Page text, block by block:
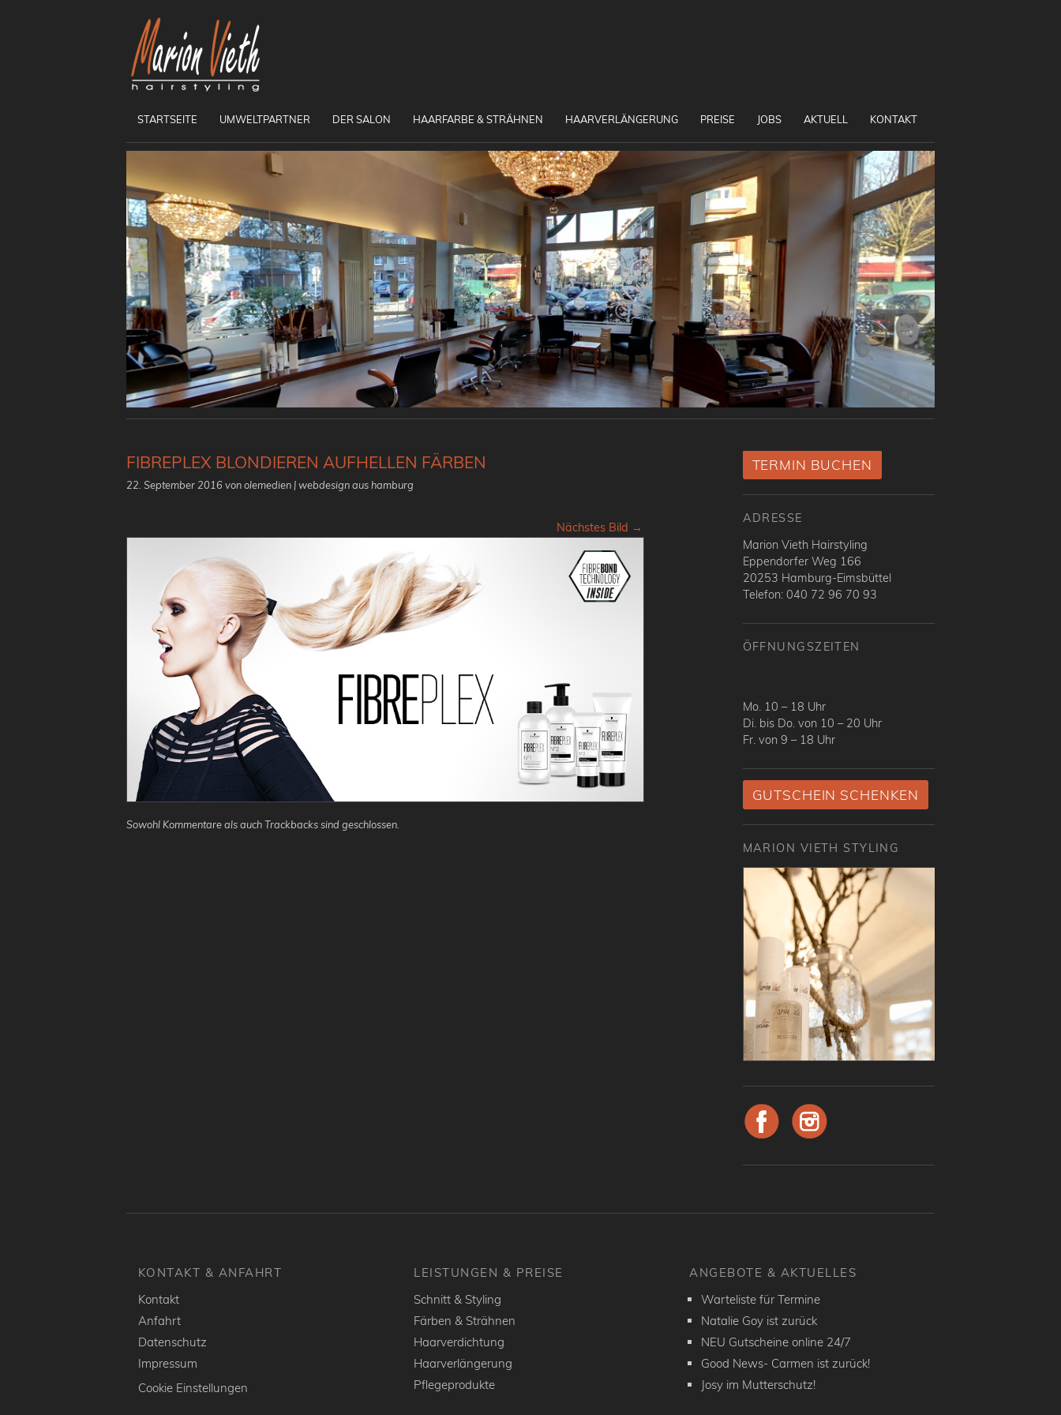
STARTSEITE UMWELTPARTNER DER SALON HAARFARBE & STRÄHNEN HAARVERLÄNGERUNG PREISE JOBS AKTUELL KONTAKT
FIBREPLEX BLONDIEREN AUFHELLEN FÄRBEN
22. September 2016von olemedien | webdesign aus hamburg
Nächstes Bild →
Sowohl Kommentare als auch Trackbacks sind geschlossen.
TERMIN BUCHEN
ADRESSE
Marion Vieth Hairstyling
Eppendorfer Weg 166
20253 Hamburg-Eimsbüttel
Telefon: 040 72 96 70 93
ÖFFNUNGSZEITEN
Mo. 10 – 18 Uhr
Di. bis Do. von 10 – 20 Uhr
Fr. von 9 – 18 Uhr
GUTSCHEIN SCHENKEN
MARION VIETH STYLING
KONTAKT & ANFAHRT
Kontakt
Anfahrt
Datenschutz
Impressum
Cookie Einstellungen
LEISTUNGEN & PREISE
Schnitt & Styling
Färben & Strähnen
Haarverdichtung
Haarverlängerung
Pflegeprodukte
ANGEBOTE & AKTUELLES
Warteliste für Termine
Natalie Goy ist zurück
NEU Gutscheine online 24/7
Good News- Carmen ist zurück!
Josy im Mutterschutz!